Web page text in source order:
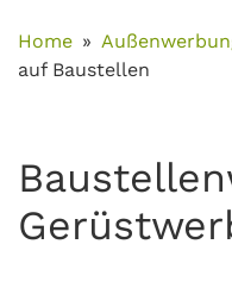
Home
auf Baustellen